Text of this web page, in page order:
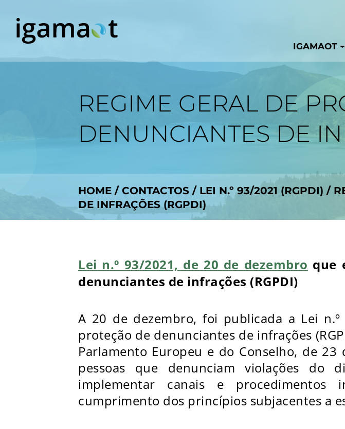
IGAMAOT
REGIME GERAL DE
DENUNCIANTES DE
HOME / CONTACTOS / LEI N.º 93/2021 (RGPDI) /
DE INFRAÇÕES (RGPDI)
Lei n.º 93/2021, de 20 de dezembro que
denunciantes de infrações (RGPDI)
A 20 de dezembro, foi publicada a Lei
proteção de denunciantes de infrações
Parlamento Europeu e do Conselho, de
pessoas que denunciam violações do
implementar canais e
cumprimento dos princípios subjacentes a